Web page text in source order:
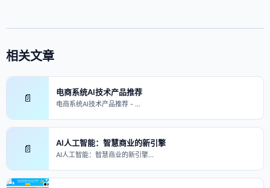
相关文章
📄 电商系统AI技术产品推荐
电商系统AI技术产品推荐 - …
📄 AI人工智能：智慧商业的新引擎
AI人工智能：智慧商业的新引擎…